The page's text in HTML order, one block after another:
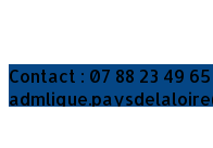
Contact : 07 88 23 49 65